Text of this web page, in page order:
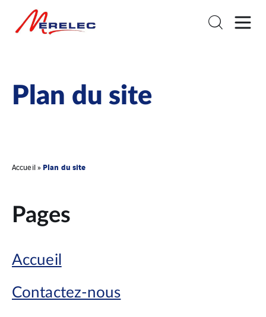
Plan du site
Accueil» Plan du site
Pages
Accueil
Contactez-nous